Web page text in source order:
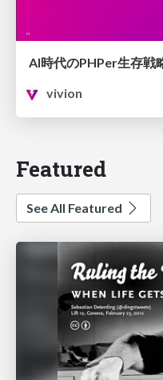
vivion
Featured
See All Featured